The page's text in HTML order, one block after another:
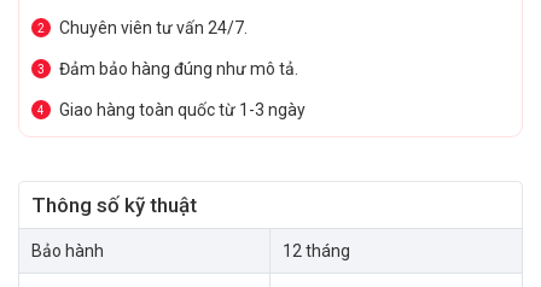
2 Chuyên viên tư vấn 24/7.
3 Đảm bảo hàng đúng như mô tả.
4 Giao hàng toàn quốc từ 1-3 ngày
Thông số kỹ thuật
Bảo hành 12 tháng